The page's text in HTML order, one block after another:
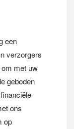
een
verzorgers
met uw
geboden
ons
op